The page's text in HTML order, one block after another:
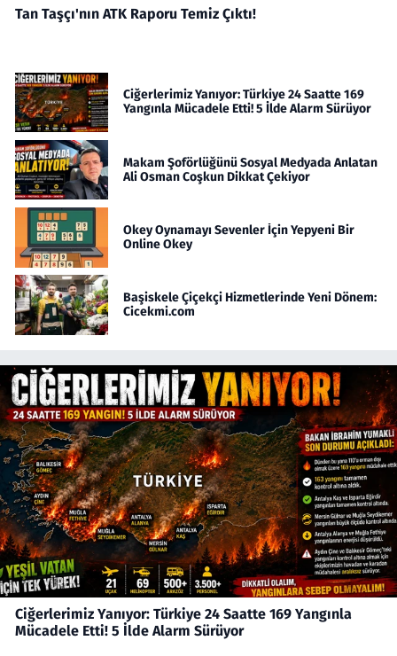
Tan Taşçı'nın ATK Raporu Temiz Çıktı!
Ciğerlerimiz Yanıyor: Türkiye 24 Saatte 169
Yangınla Mücadele Etti! 5 İlde Alarm Sürüyor
Makam Şoförlüğünü Sosyal Medyada Anlatan
Ali Osman Coşkun Dikkat Çekiyor
Okey Oynamayı Sevenler İçin Yepyeni Bir
Online Okey
Başiskele Çiçekçi Hizmetlerinde Yeni Dönem:
Cicekmi.com
Ciğerlerimiz Yanıyor: Türkiye 24 Saatte 169 Yangınla
Mücadele Etti! 5 İlde Alarm Sürüyor